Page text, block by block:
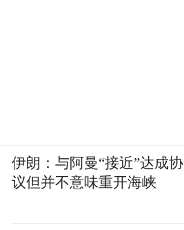
伊朗：与阿曼“接近”达成协
议但并不意味重开海峡